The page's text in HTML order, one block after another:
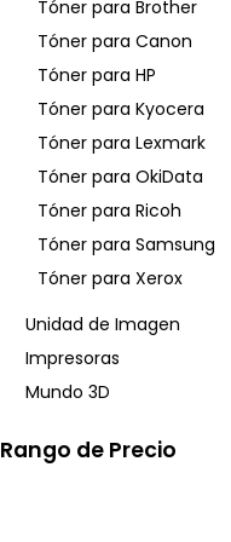
Tóner para Brother
Tóner para Canon
Tóner para HP
Tóner para Kyocera
Tóner para Lexmark
Tóner para OkiData
Tóner para Ricoh
Tóner para Samsung
Tóner para Xerox
Unidad de Imagen
Impresoras
Mundo 3D
Rango de Precio